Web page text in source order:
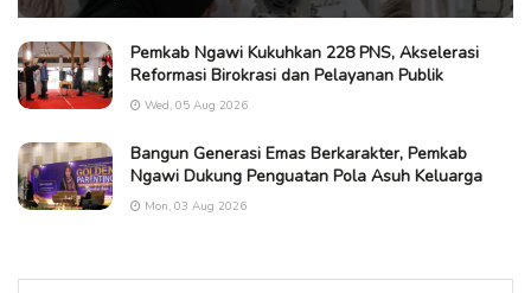
Pemkab Ngawi Kukuhkan 228 PNS, Akselerasi
Reformasi Birokrasi dan Pelayanan Publik
Wed, 05 Aug 2026
Bangun Generasi Emas Berkarakter, Pemkab
Ngawi Dukung Penguatan Pola Asuh Keluarga
Mon, 03 Aug 2026